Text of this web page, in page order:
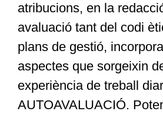
atribucions, en la
avaluació tant del codi
plans de gestió,
aspectes que sorgeixin
experiència de treball
AUTOAVALUACIÓ.